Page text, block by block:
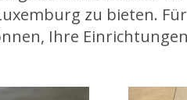
zu bieten.
Ihre